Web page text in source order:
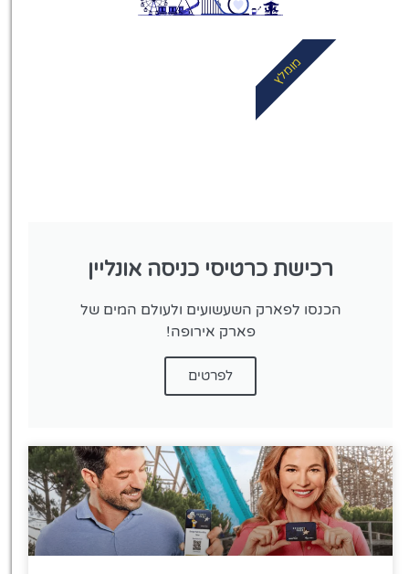
רכישת כרטיסי כניסה אונליין
הכנסו לפארק השעשועים ולעולם המים של
פארק אירופה!
לפרטים
מומלץ